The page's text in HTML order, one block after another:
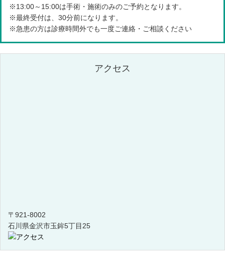
※13:00～15:00は手術・施術のみのご予約となります。
※最終受付は、30分前になります。
※急患の方は診療時間外でも一度ご連絡・ご相談ください
アクセス
〒921-8002
石川県金沢市玉鉾5丁目25